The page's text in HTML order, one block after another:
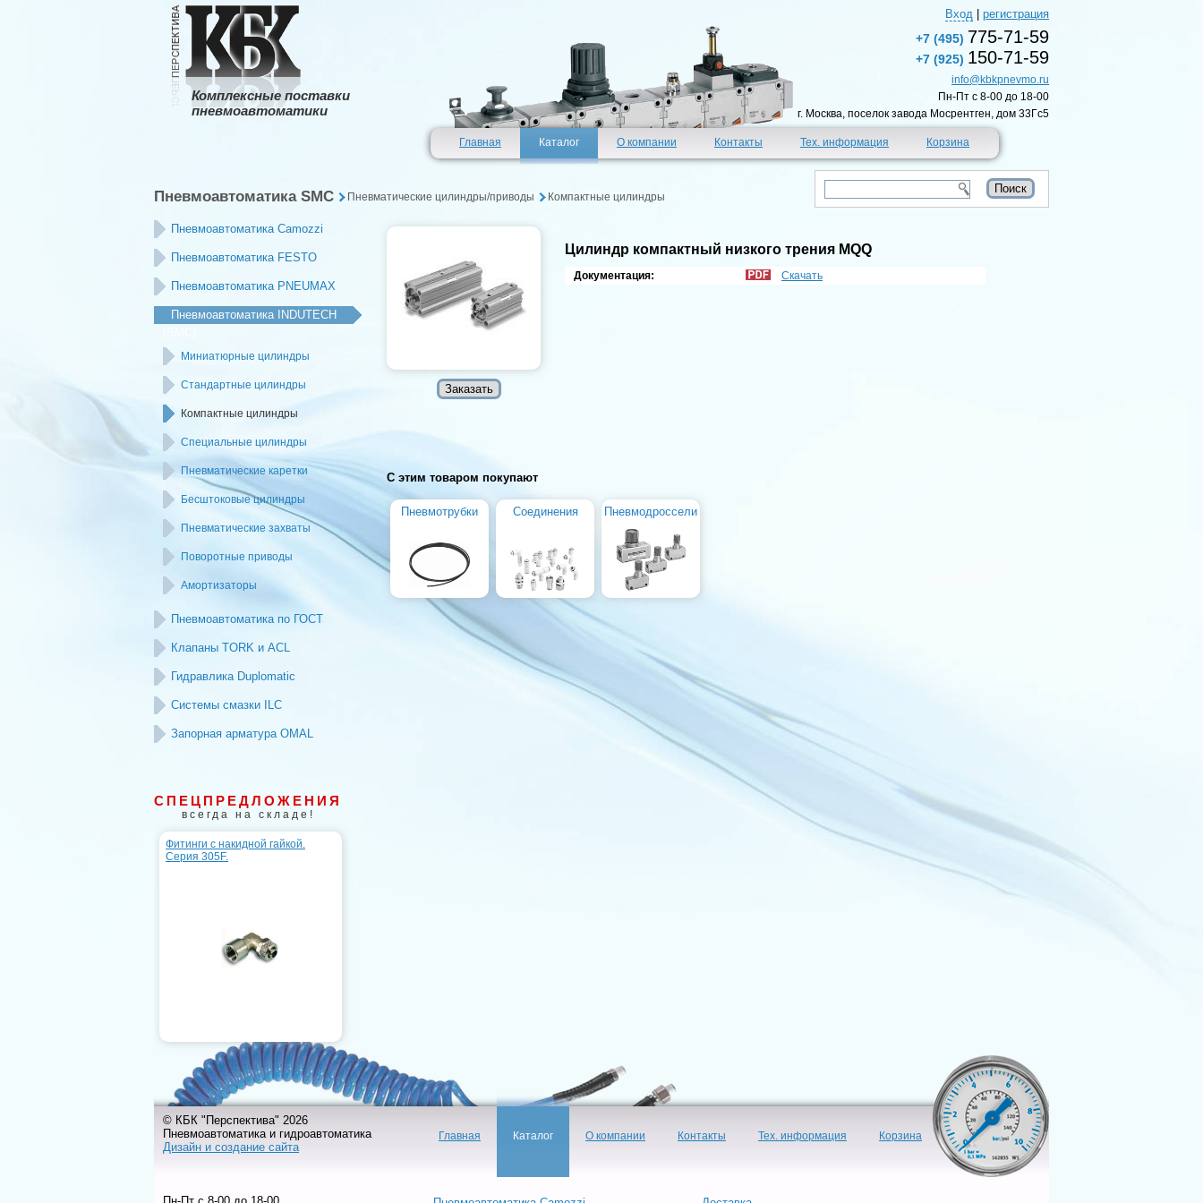
Комплексные поставки
пневмоавтоматики
Вход регистрация
+7 (495) 775-71-59
+7 (925) 150-71-59
info@kbkpnevmo.ru
Пн-Пт c 8-00 до 18-00
г. Москва, поселок завода Мосрентген, дом 33Гс5
Главная Каталог О компании Контакты Тех. информация Корзина
Пневмоавтоматика SMC Пневматические цилиндры/приводы Компактные цилиндры
Пневмоавтоматика Camozzi
Пневмоавтоматика FESTO
Пневмоавтоматика PNEUMAX
Пневмоавтоматика INDUTECH
Миниатюрные цилиндры
Стандартные цилиндры
Компактные цилиндры
Специальные цилиндры
Пневматические каретки
Бесштоковые цилиндры
Пневматические захваты
Поворотные приводы
Амортизаторы
Пневмоавтоматика по ГОСТ
Клапаны TORK и ACL
Гидравлика Duplomatic
Системы смазки ILC
Запорная арматура OMAL
СПЕЦПРЕДЛОЖЕНИЯ
всегда на складе!
Фитинги с накидной гайкой.
Серия 305F.
Цилиндр компактный низкого трения MQQ
Документация: Скачать
С этим товаром покупают
Пневмотрубки Соединения Пневмодроссели
© КБК "Перспектива" 2026
Пневмоавтоматика и гидроавтоматика
Дизайн и создание сайта
Главная Каталог О компании Контакты Тех. информация Корзина